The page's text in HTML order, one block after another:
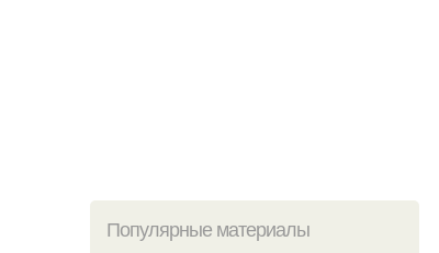
Популярные материалы